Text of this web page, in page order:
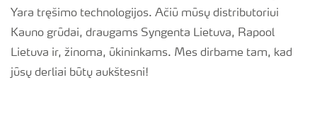
Yara tręšimo technologijos. Ačiū mūsų distributoriui
Kauno grūdai, draugams Syngenta Lietuva, Rapool
Lietuva ir, žinoma, ūkininkams. Mes dirbame tam, kad
jūsų derliai būtų aukštesni!